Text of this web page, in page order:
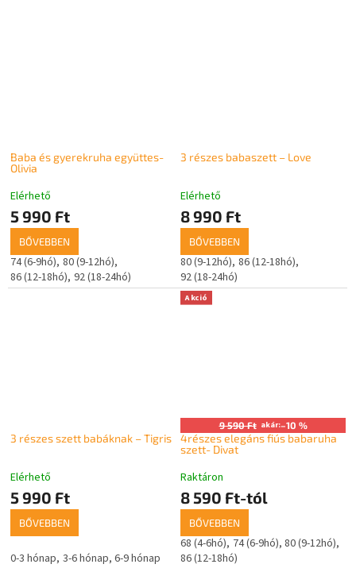
Baba és gyerekruha együttes-
Olivia
Elérhető
5 990 Ft
BŐVEBBEN
74 (6-9hó) 80 (9-12hó)
86 (12-18hó) 92 (18-24hó)
3 részes babaszett – Love
Elérhető
8 990 Ft
BŐVEBBEN
80 (9-12hó) 86 (12-18hó)
92 (18-24hó)
3 részes szett babáknak – Tigris
Elérhető
5 990 Ft
BŐVEBBEN
0-3 hónap 3-6 hónap 6-9 hónap
Akció
9 590 Ft akár:–10 %
4részes elegáns fiús babaruha
szett- Divat
Raktáron
8 590 Ft-tól
BŐVEBBEN
68 (4-6hó) 74 (6-9hó) 80 (9-12hó)
86 (12-18hó)